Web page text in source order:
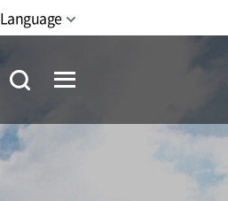
Language